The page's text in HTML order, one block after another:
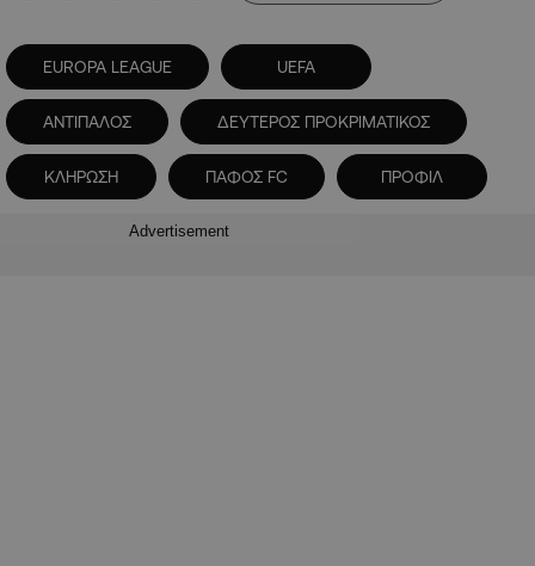
EUROPA LEAGUE UEFA
ΑΝΤΙΠΑΛΟΣ ΔΕΥΤΕΡΟΣ ΠΡΟΚΡΙΜΑΤΙΚΟΣ
ΚΛΗΡΩΣΗ ΠΑΦΟΣ FC ΠΡΟΦΙΛ
Advertisement